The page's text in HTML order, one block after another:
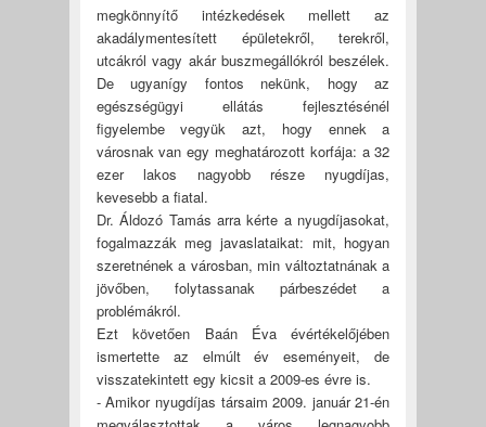
megkönnyítő intézkedések mellett az
akadálymentesített épületekről, terekről,
utcákról vagy akár buszmegállókról beszélek.
De ugyanígy fontos nekünk, hogy az
egészségügyi ellátás fejlesztésénél
figyelembe vegyük azt, hogy ennek a
városnak van egy meghatározott korfája: a 32
ezer lakos nagyobb része nyugdíjas,
kevesebb a fiatal.
Dr. Áldozó Tamás arra kérte a nyugdíjasokat,
fogalmazzák meg javaslataikat: mit, hogyan
szeretnének a városban, min változtatnának a
jövőben, folytassanak párbeszédet a
problémákról.
Ezt követően Baán Éva évértékelőjében
ismertette az elmúlt év eseményeit, de
visszatekintett egy kicsit a 2009-es évre is.
- Amikor nyugdíjas társaim 2009. január 21-én